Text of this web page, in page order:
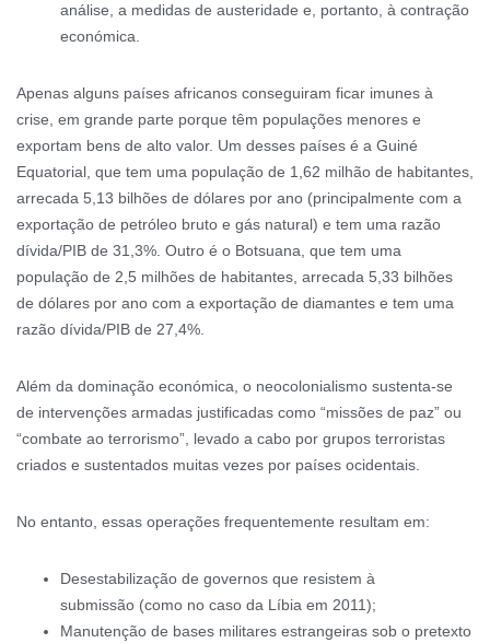
análise, a medidas de austeridade e, portanto, à contração
económica.
Apenas alguns países africanos conseguiram ficar imunes à
crise, em grande parte porque têm populações menores e
exportam bens de alto valor. Um desses países é a Guiné
Equatorial, que tem uma população de 1,62 milhão de habitantes,
arrecada 5,13 bilhões de dólares por ano (principalmente com a
exportação de petróleo bruto e gás natural) e tem uma razão
dívida/PIB de 31,3%. Outro é o Botsuana, que tem uma
população de 2,5 milhões de habitantes, arrecada 5,33 bilhões
de dólares por ano com a exportação de diamantes e tem uma
razão dívida/PIB de 27,4%.
Além da dominação económica, o neocolonialismo sustenta-se
de intervenções armadas justificadas como “missões de paz” ou
“combate ao terrorismo”, levado a cabo por grupos terroristas
criados e sustentados muitas vezes por países ocidentais.
No entanto, essas operações frequentemente resultam em:
Desestabilização de governos que resistem à
submissão (como no caso da Líbia em 2011);
Manutenção de bases militares estrangeiras sob o pretexto